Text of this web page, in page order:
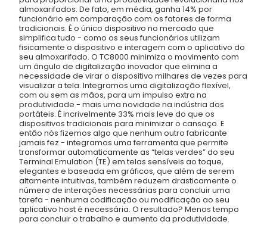
almoxarifados. De fato, em média, ganha 14% por
funcionário em comparação com os fatores de forma
tradicionais. É o único dispositivo no mercado que
simplifica tudo - como os seus funcionários utilizam
fisicamente o dispositivo e interagem com o aplicativo do
seu almoxarifado. O TC8000 minimiza o movimento com
um ângulo de digitalização inovador que elimina a
necessidade de virar o dispositivo milhares de vezes para
visualizar a tela. Integramos uma digitalização flexível,
com ou sem as mãos, para um impulso extra na
produtividade - mais uma novidade na indústria dos
portáteis. É incrivelmente 33% mais leve do que os
dispositivos tradicionais para minimizar o cansaço. E
então nós fizemos algo que nenhum outro fabricante
jamais fez - integramos uma ferramenta que permite
transformar automaticamente as “telas verdes” do seu
Terminal Emulation (TE) em telas sensíveis ao toque,
elegantes e baseada em gráficos, que além de serem
altamente intuitivas, também reduzem drasticamente o
número de interações necessárias para concluir uma
tarefa - nenhuma codificação ou modificação ao seu
aplicativo host é necessária. O resultado? Menos tempo
para concluir o trabalho e aumento da produtividade.